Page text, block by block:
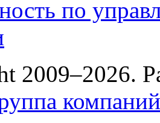
по
2009–2026.